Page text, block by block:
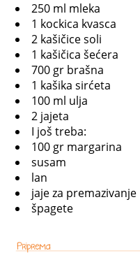
250 ml mleka
1 kockica kvasca
2 kašičice soli
1 kašičica šećera
700 gr brašna
1 kašika sirćeta
100 ml ulja
2 jajeta
I još treba:
100 gr margarina
susam
lan
jaje za premazivanje
špagete